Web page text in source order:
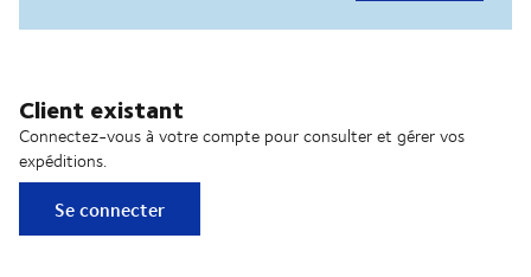
Client existant
Connectez-vous à votre compte pour consulter et gérer vos
expéditions.
Se connecter